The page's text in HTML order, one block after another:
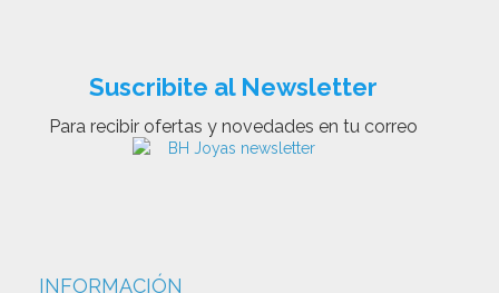
Suscribite al Newsletter
Para recibir ofertas y novedades en tu correo
INFORMACIÓN